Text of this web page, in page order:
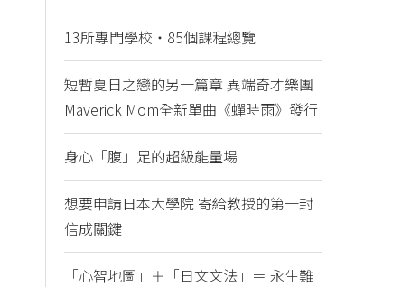
13所專門學校・85個課程總覽
短暫夏日之戀的另一篇章 異端奇才樂團
Maverick Mom全新單曲《蟬時雨》發行
身心「腹」足的超級能量場
想要申請日本大學院 寄給教授的第一封
信成關鍵
「心智地圖」＋「日文文法」＝ 永生難